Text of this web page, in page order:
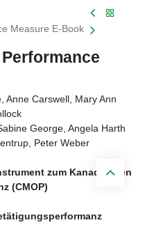
Measure E-Book
Anne Carswell, Mary Ann
George, Angela Harth
Peter Weber
zum Kanadischen
(CMOP)